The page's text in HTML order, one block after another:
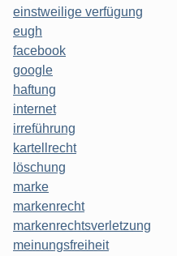
einstweilige verfügung
eugh
facebook
google
haftung
internet
irreführung
kartellrecht
löschung
marke
markenrecht
markenrechtsverletzung
meinungsfreiheit